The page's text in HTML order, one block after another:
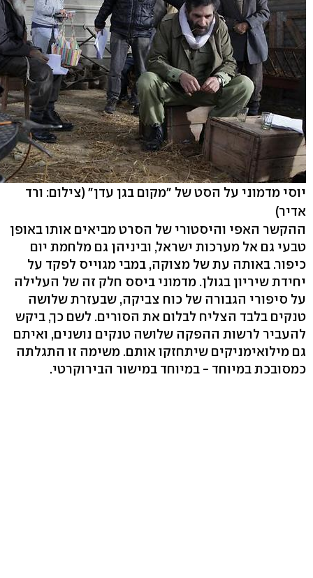
יוסי מדמוני על הסט של "מקום בגן עדן" (צילום: ורד
אדיר)
ההקשר האפי והיסטורי של הסרט מביאים אותו באופן
טבעי גם אל מערכות ישראל, וביניהן גם מלחמת יום
כיפור. באותה עת של מצוקה, במבי מגוייס לפקד על
יחידת שיריון בגולן. מדמוני ביסס חלק זה של העלילה
על סיפורי הגבורה של כוח צביקה, שבעזרת שלושה
טנקים בלבד הצליח לבלום את הסורים. לשם כך, ביקש
להעביר לרשות ההפקה שלושה טנקים נושנים, ואיתם
גם מילואימניקים שיתחזקו אותם. משימה זו התגלתה
כמסובכת במיוחד - במיוחד במישור הבירוקרטי.